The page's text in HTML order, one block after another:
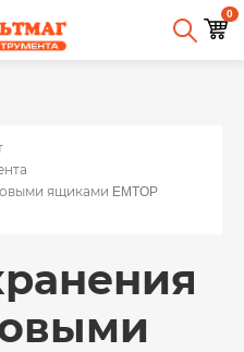
0
ящиками EMTOP